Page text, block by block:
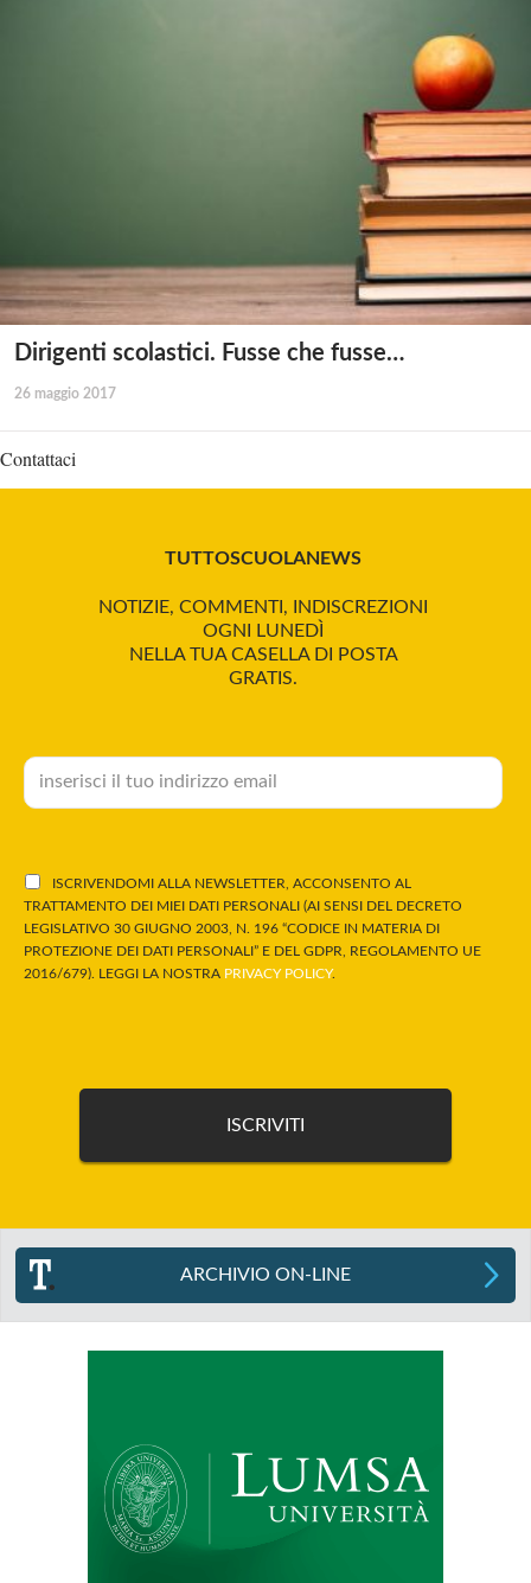
Dirigenti scolastici. Fusse che fusse…
26 maggio 2017
Contattaci
TUTTOSCUOLANEWS
NOTIZIE, COMMENTI, INDISCREZIONI
OGNI LUNEDÌ
NELLA TUA CASELLA DI POSTA
GRATIS.
ISCRIVENDOMI ALLA NEWSLETTER, ACCONSENTO AL
TRATTAMENTO DEI MIEI DATI PERSONALI (AI SENSI DEL DECRETO
LEGISLATIVO 30 GIUGNO 2003, N. 196 “CODICE IN MATERIA DI
PROTEZIONE DEI DATI PERSONALI” E DEL GDPR, REGOLAMENTO UE
2016/679). LEGGI LA NOSTRA PRIVACY POLICY.
ARCHIVIO ON-LINE